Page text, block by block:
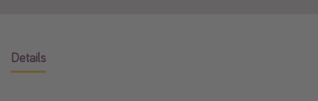
Autoverhuur
Details